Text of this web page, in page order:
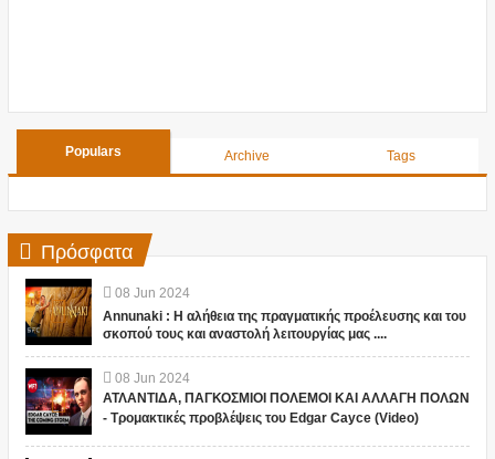
Populars Archive Tags
Πρόσφατα
08 Jun 2024
Annunaki : Η αλήθεια της πραγματικής προέλευσης και του
σκοπού τους και αναστολή λειτουργίας μας ....
08 Jun 2024
ΑΤΛΑΝΤΙΔΑ, ΠΑΓΚΟΣΜΙΟΙ ΠΟΛΕΜΟΙ ΚΑΙ ΑΛΛΑΓΗ ΠΟΛΩΝ
- Τρομακτικές προβλέψεις του Edgar Cayce (Video)